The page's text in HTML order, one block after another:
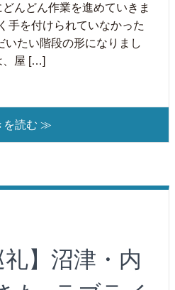
んどん作業を進めていきま
手を付けられていなかった
いたい階段の形になりまし
、屋 […]
を読む ≫
礼】沼津・内